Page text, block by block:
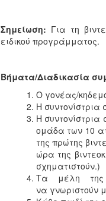
Σημείωση: Για τη
ειδικού προγράμματος.
Βήματα/Διαδικασία
Ο γονέας/
Η συντονίστρια
Η
ομάδα των 10
της πρώτης
ώρα της
σχηματιστούν.)
Τα μέλη της
να γνωριστούν